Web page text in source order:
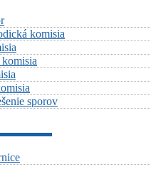
komisia
sporov